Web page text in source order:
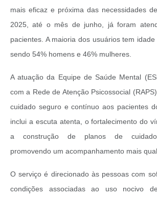
mais eficaz e próxima das necessidades
2025, até o mês de junho, já foram
pacientes. A maioria dos usuários tem
sendo 54% homens e 46% mulheres.
A atuação da Equipe de Saúde Mental
com a Rede de Atenção Psicossocial
cuidado seguro e contínuo aos pacientes
inclui a escuta atenta, o fortalecimento do
a construção de planos de cuidado
promovendo um acompanhamento mais
O serviço é direcionado às pessoas com
condições associadas ao uso nocivo